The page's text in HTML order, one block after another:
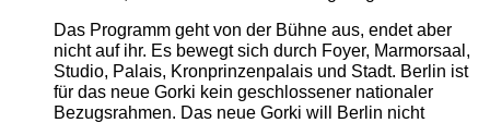
Das Programm geht von der Bühne aus, endet aber
nicht auf ihr. Es bewegt sich durch Foyer, Marmorsaal,
Studio, Palais, Kronprinzenpalais und Stadt. Berlin ist
für das neue Gorki kein geschlossener nationaler
Bezugsrahmen. Das neue Gorki will Berlin nicht